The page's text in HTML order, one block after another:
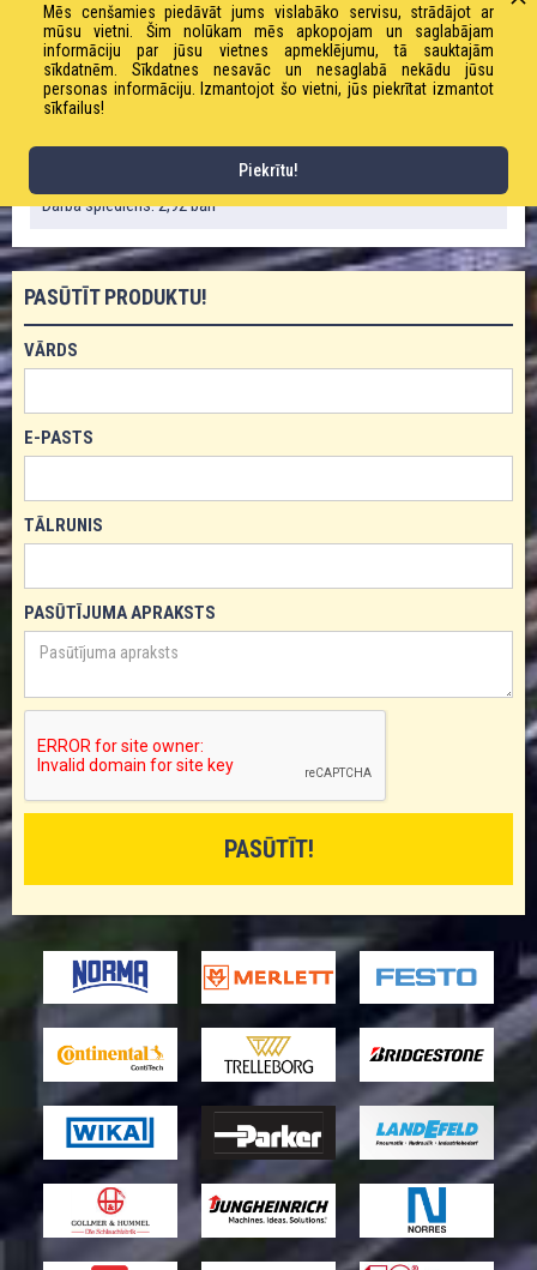
Liekuma rādiuss: 190 mm
Vakuums: 0,89 bāri
Svars: 1500 g / m
Darba spiediens: 2,92 bāri
PASŪTĪT PRODUKTU!
VĀRDS
E-PASTS
TĀLRUNIS
PASŪTĪJUMA APRAKSTS
Mēs cenšamies piedāvāt jums vislabāko servisu, strādājot ar
mūsu vietni. Šim nolūkam mēs apkopojam un saglabājam
informāciju par jūsu vietnes apmeklējumu, tā sauktajām
sīkdatnēm. Sīkdatnes nesavāc un nesaglabā nekādu jūsu
personas informāciju. Izmantojot šo vietni, jūs piekrītat izmantot
sīkfailus!
Piekrītu!